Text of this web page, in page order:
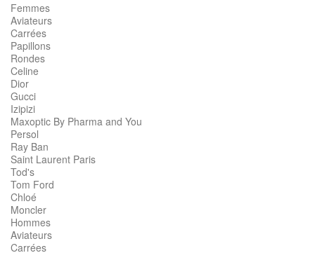
Femmes
Aviateurs
Carrées
Papillons
Rondes
Celine
Dior
Gucci
Izipizi
Maxoptic By Pharma and You
Persol
Ray Ban
Saint Laurent Paris
Tod's
Tom Ford
Chloé
Moncler
Hommes
Aviateurs
Carrées